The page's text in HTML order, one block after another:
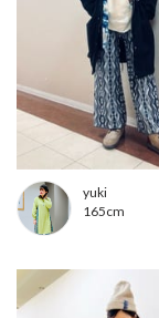
yuki
165cm